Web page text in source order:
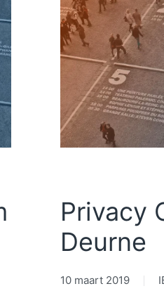
Privacy
Deurne
10 maart 2019